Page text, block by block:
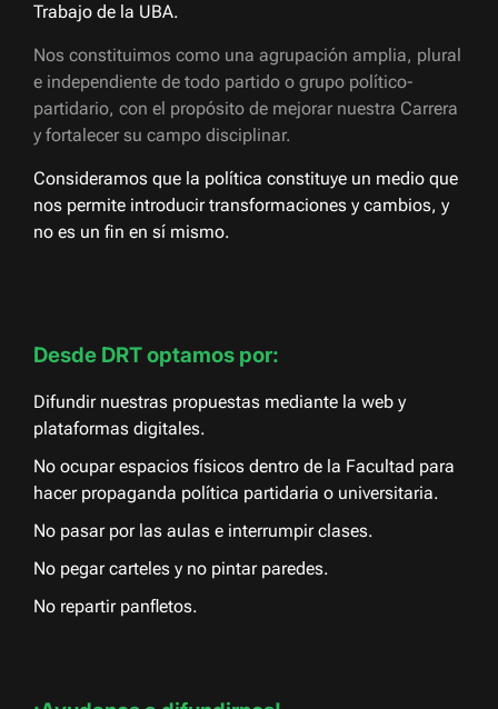
Trabajo de la UBA.
Nos constituimos como una agrupación amplia, plural
e independiente de todo partido o grupo político-
partidario, con el propósito de mejorar nuestra Carrera
y fortalecer su campo disciplinar.
Consideramos que la política constituye un medio que
nos permite introducir transformaciones y cambios, y
no es un fin en sí mismo.
Desde DRT optamos por:
Difundir nuestras propuestas mediante la web y
plataformas digitales.
No ocupar espacios físicos dentro de la Facultad para
hacer propaganda política partidaria o universitaria.
No pasar por las aulas e interrumpir clases.
No pegar carteles y no pintar paredes.
No repartir panfletos.